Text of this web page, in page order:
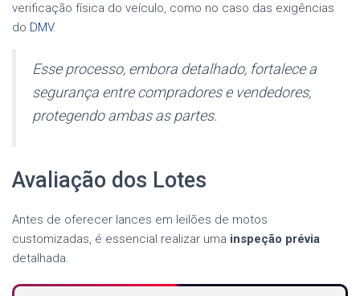
verificação física do veículo, como no caso das exigências
do DMV.
Esse processo, embora detalhado, fortalece a
segurança entre compradores e vendedores,
protegendo ambas as partes.
Avaliação dos Lotes
Antes de oferecer lances em leilões de motos
customizadas, é essencial realizar uma inspeção prévia
detalhada.